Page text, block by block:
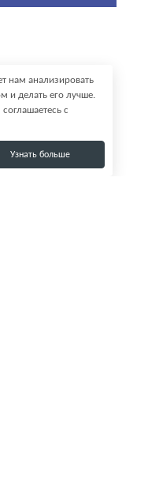
нам анализировать
и делать его лучше.
с
Узнать больше